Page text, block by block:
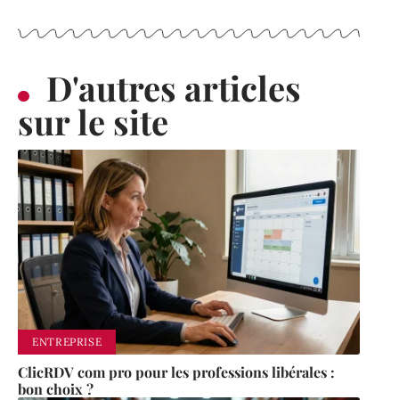
D'autres articles
sur le site
ENTREPRISE
ClicRDV com pro pour les professions libérales :
bon choix ?